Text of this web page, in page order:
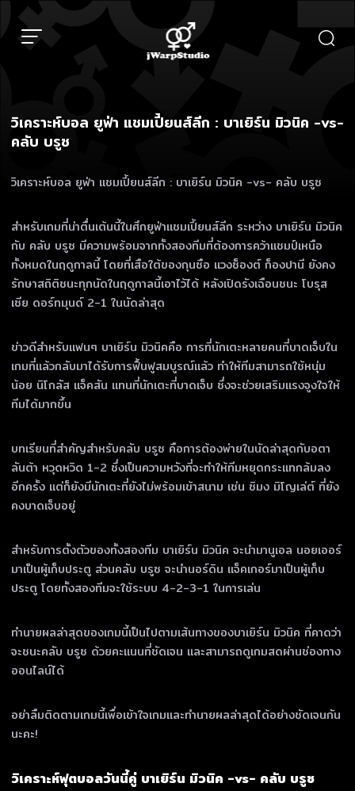
Skip
to
content
วิเคราะห์บอล ยูฟ่า แชมเปี้ยนส์ลีก : บาเยิร์น มิวนิค -vs-
คลับ บรูซ
วิเคราะห์บอล ยูฟ่า แชมเปี้ยนส์ลีก : บาเยิร์น มิวนิค -vs- คลับ บรูซ
สำหรับเกมที่น่าตื่นเต้นนี้ในศึกยูฟ่าแชมเปี้ยนส์ลีก ระหว่าง บาเยิร์น มิวนิค
กับ คลับ บรูซ มีความพร้อมจากทั้งสองทีมที่ต้องการคว้าแชมป์เหนือ
ทั้งหมดในฤดูกาลนี้ โดยที่เสือใต้ของกุนซือ แวงซ็องต์ ก็องปานี ยังคง
รักษาสถิติชนะทุกนัดในฤดูกาลนี้เอาไว้ได้ หลังเปิดรังเฉือนชนะ โบรุส
เซีย ดอร์ทมุนด์ 2-1 ในนัดล่าสุด
ข่าวดีสำหรับแฟนๆ บาเยิร์น มิวนิคคือ การที่นักเตะหลายคนที่บาดเจ็บใน
เกมที่แล้วกลับมาได้รับการฟื้นฟูสมบูรณ์แล้ว ทำให้ทีมสามารถใช้หนุ่ม
น้อย นิโกลัส แจ็คสัน แทนที่นักเตะที่บาดเจ็บ ซึ่งจะช่วยเสริมแรงจูงใจให้
ทีมได้มากขึ้น
บทเรียนที่สำคัญสำหรับคลับ บรูซ คือการต้องพ่ายในนัดล่าสุดกับอตา
ลันต้า หวุดหวิด 1-2 ซึ่งเป็นความหวังที่จะทำให้ทีมหยุดกระแทกล้มลง
อีกครั้ง แต่ก็ยังมีนักเตะที่ยังไม่พร้อมเข้าสนาม เช่น ซิมง มิโญเล่ต์ ที่ยัง
คงบาดเจ็บอยู่
สำหรับการตั้งตัวของทั้งสองทีม บาเยิร์น มิวนิค จะนำมานูเอล นอยเออร์
มาเป็นผู้เก็บประตู ส่วนคลับ บรูซ จะนำนอร์ดิน แจ็คเกอร์มาเป็นผู้เก็บ
ประตู โดยทั้งสองทีมจะใช้ระบบ 4-2-3-1 ในการเล่น
ทำนายผลล่าสุดของเกมนี้เป็นไปตามเส้นทางของบาเยิร์น มิวนิค ที่คาดว่า
จะชนะคลับ บรูซ ด้วยคะแนนที่ชัดเจน และสามารถดูเกมสดผ่านช่องทาง
ออนไลน์ได้
อย่าลืมติดตามเกมนี้เพื่อเข้าใจเกมและทำนายผลล่าสุดได้อย่างชัดเจนกัน
นะคะ!
วิเคราะห์ฟุตบอลวันนี้คู่ บาเยิร์น มิวนิค -vs- คลับ บรูซ